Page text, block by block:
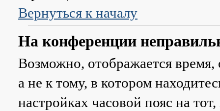
Вернуться к началу
На конференции
Возможно, отображается время,
а не к тому, в котором
настройках часовой пояс на